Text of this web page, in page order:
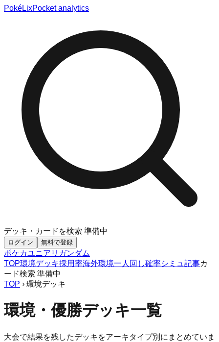
PokéLixPocket analytics
デッキ・カードを検索 準備中
ログイン 無料で登録
ポケカユニアリ ガンダム
TOP環境デッキ採用率海外環境一人回し確率シミュ 記事カ
ード検索 準備中
TOP › 環境デッキ
環境・優勝デッキ一覧
大会で結果を残したデッキをアーキタイプ別にまとめていま